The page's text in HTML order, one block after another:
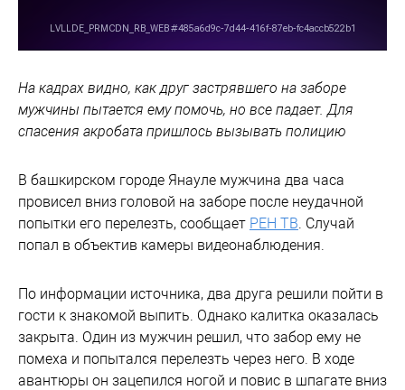
На кадрах видно, как друг застрявшего на заборе
мужчины пытается ему помочь, но все падает. Для
спасения акробата пришлось вызывать полицию
В башкирском городе Янауле мужчина два часа
провисел вниз головой на заборе после неудачной
попытки его перелезть, сообщает РЕН ТВ. Случай
попал в объектив камеры видеонаблюдения.
По информации источника, два друга решили пойти в
гости к знакомой выпить. Однако калитка оказалась
закрыта. Один из мужчин решил, что забор ему не
помеха и попытался перелезть через него. В ходе
авантюры он зацепился ногой и повис в шпагате вниз